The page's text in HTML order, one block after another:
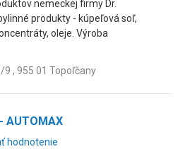
nemeckej firmy Dr.
produkty - kúpeľová soľ,
oleje. Výroba
, 955 01 Topoľčany
AUTOMAX
hodnotenie